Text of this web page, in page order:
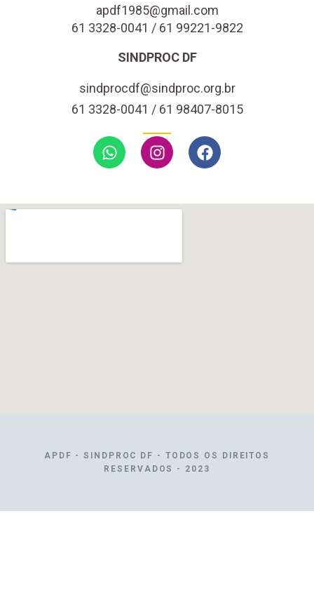
apdf1985@gmail.com
61 3328-0041 / 61 99221-9822
SINDPROC DF
sindprocdf@sindproc.org.br
61 3328-0041 / 61 98407-8015
APDF - SINDPROC DF - TODOS OS DIREITOS
RESERVADOS - 2023